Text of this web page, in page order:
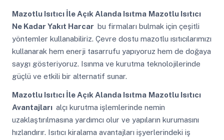
Mazotlu Isıtıcı İle Açık Alanda Isıtma Mazotlu Isıtıcı
Ne Kadar Yakıt Harcar bu firmaları bulmak için çeşitli
yöntemler kullanabiliriz. Çevre dostu mazotlu ısıtıcılarımızı
kullanarak hem enerji tasarrufu yapıyoruz hem de doğaya
saygı gösteriyoruz. Isınma ve kurutma teknolojilerinde
güçlü ve etkili bir alternatif sunar.
Mazotlu Isıtıcı İle Açık Alanda Isıtma Mazotlu Isıtıcı
Avantajları alçı kurutma işlemlerinde nemin
uzaklaştırılmasına yardımcı olur ve yapıların kurumasını
hızlandırır. Isıtıcı kiralama avantajları işyerlerindeki iş